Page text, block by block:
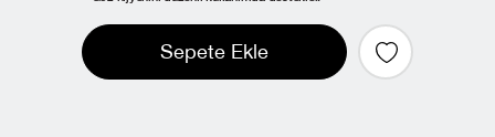
Sepete Ekle